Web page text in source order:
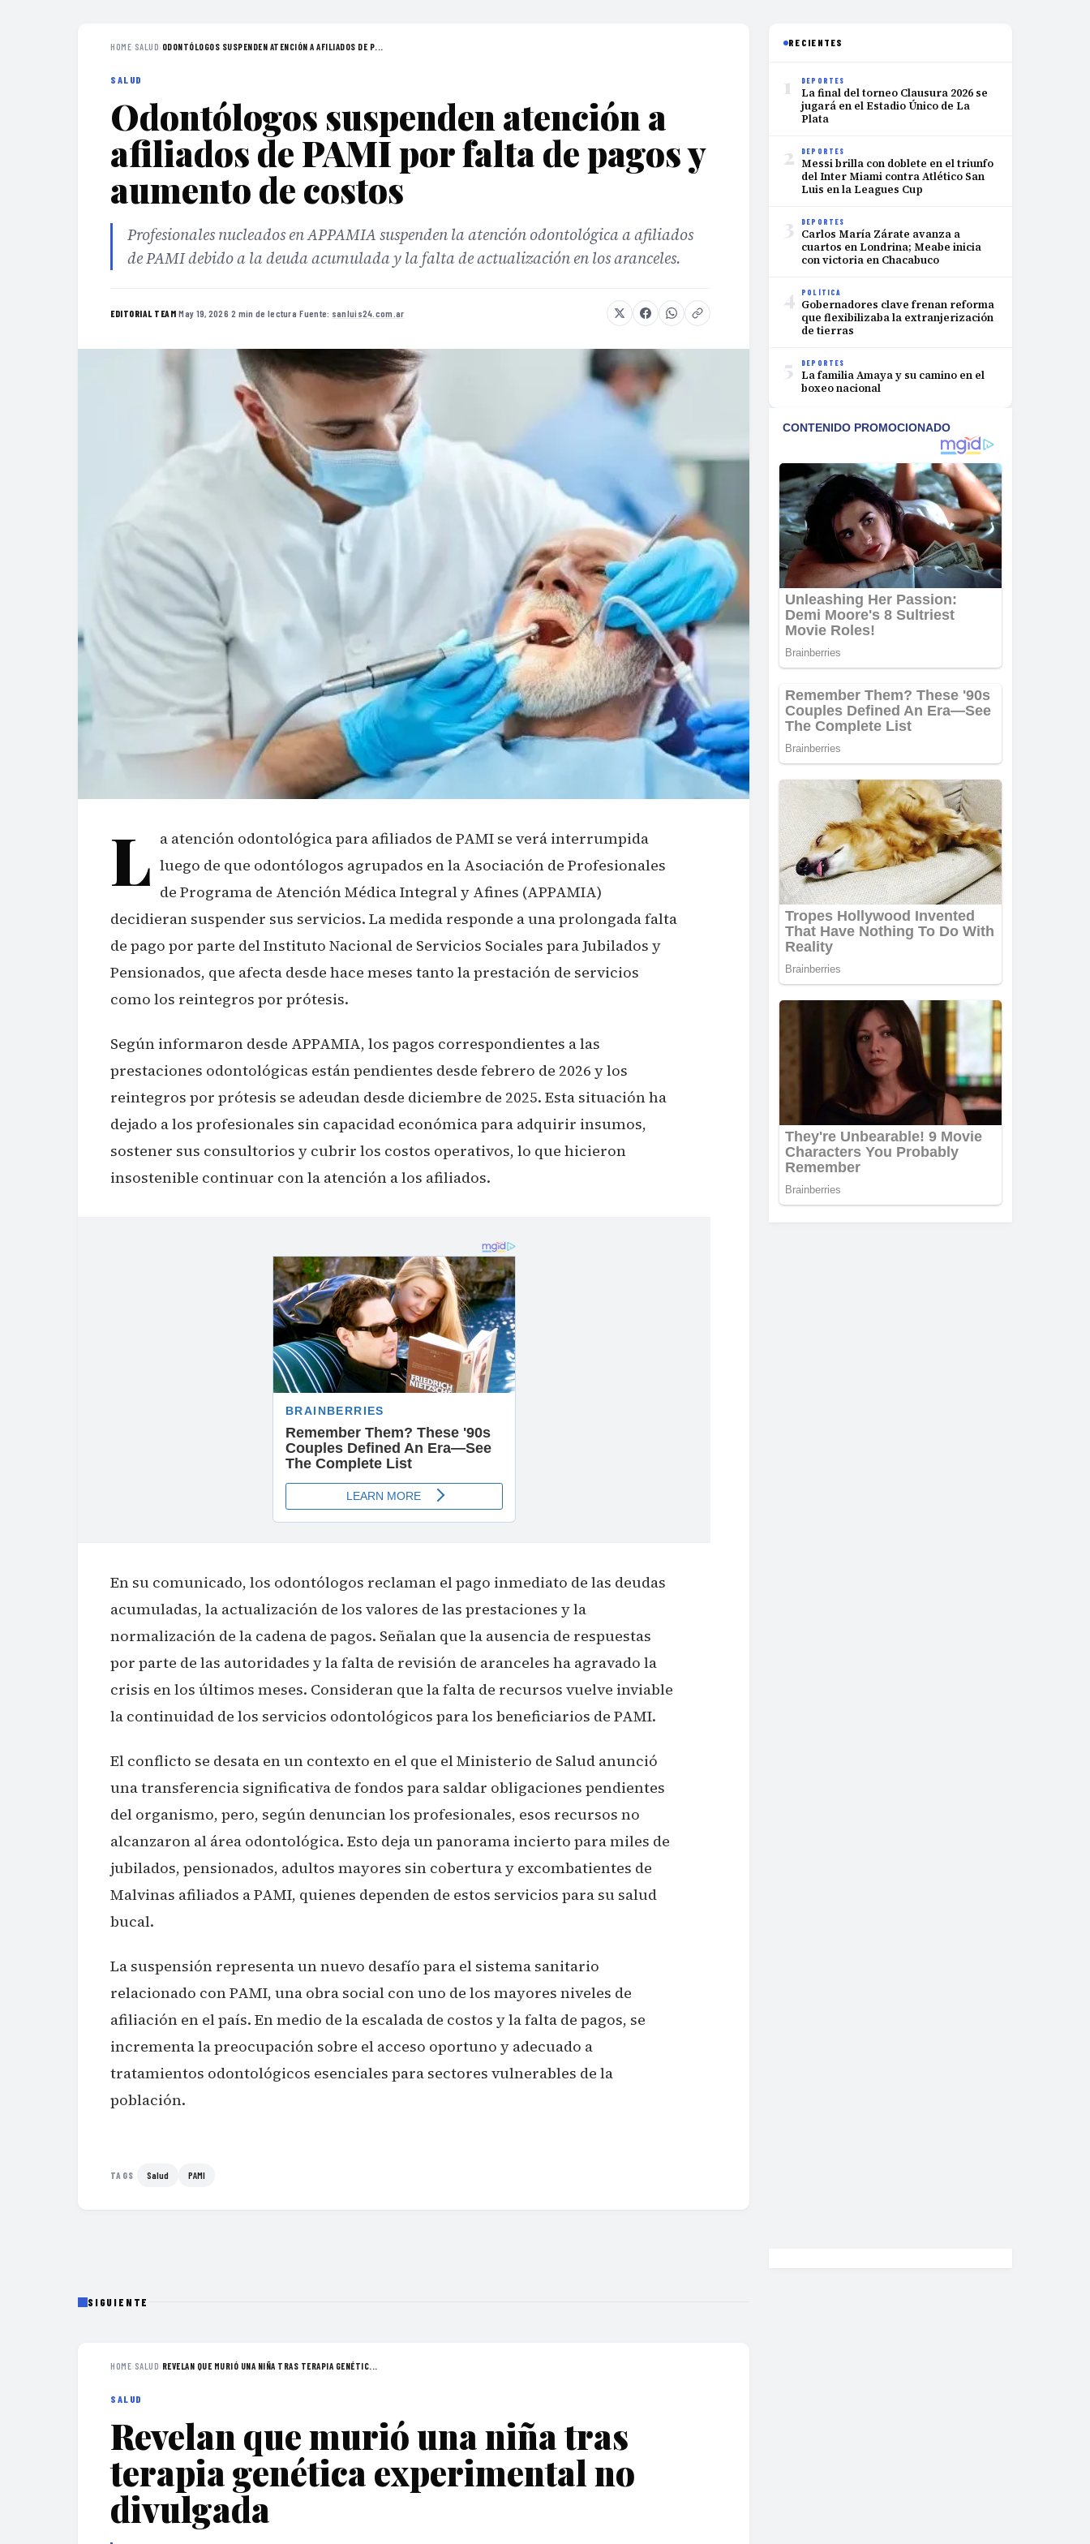
HOME› SALUD› ODONTÓLOGOS SUSPENDEN ATENCIÓN A AFILIADOS DE P...
SALUD
Odontólogos suspenden atención a
afiliados de PAMI por falta de pagos y
aumento de costos
Profesionales nucleados en APPAMIA suspenden la atención odontológica a afiliados
de PAMI debido a la deuda acumulada y la falta de actualización en los aranceles.
EDITORIAL TEAM·May 19, 2026·2 min de lectura·Fuente: sanluis24.com.ar
L a atención odontológica para afiliados de PAMI se verá interrumpida
luego de que odontólogos agrupados en la Asociación de Profesionales
de Programa de Atención Médica Integral y Afines (APPAMIA)
decidieran suspender sus servicios. La medida responde a una prolongada falta
de pago por parte del Instituto Nacional de Servicios Sociales para Jubilados y
Pensionados, que afecta desde hace meses tanto la prestación de servicios
como los reintegros por prótesis.
Según informaron desde APPAMIA, los pagos correspondientes a las
prestaciones odontológicas están pendientes desde febrero de 2026 y los
reintegros por prótesis se adeudan desde diciembre de 2025. Esta situación ha
dejado a los profesionales sin capacidad económica para adquirir insumos,
sostener sus consultorios y cubrir los costos operativos, lo que hicieron
insostenible continuar con la atención a los afiliados.
En su comunicado, los odontólogos reclaman el pago inmediato de las deudas
acumuladas, la actualización de los valores de las prestaciones y la
normalización de la cadena de pagos. Señalan que la ausencia de respuestas
por parte de las autoridades y la falta de revisión de aranceles ha agravado la
crisis en los últimos meses. Consideran que la falta de recursos vuelve inviable
la continuidad de los servicios odontológicos para los beneficiarios de PAMI.
El conflicto se desata en un contexto en el que el Ministerio de Salud anunció
una transferencia significativa de fondos para saldar obligaciones pendientes
del organismo, pero, según denuncian los profesionales, esos recursos no
alcanzaron al área odontológica. Esto deja un panorama incierto para miles de
jubilados, pensionados, adultos mayores sin cobertura y excombatientes de
Malvinas afiliados a PAMI, quienes dependen de estos servicios para su salud
bucal.
La suspensión representa un nuevo desafío para el sistema sanitario
relacionado con PAMI, una obra social con uno de los mayores niveles de
afiliación en el país. En medio de la escalada de costos y la falta de pagos, se
incrementa la preocupación sobre el acceso oportuno y adecuado a
tratamientos odontológicos esenciales para sectores vulnerables de la
población.
TAGS Salud PAMI
RECIENTES
1 DEPORTES
La final del torneo Clausura 2026 se
jugará en el Estadio Único de La
Plata
2 DEPORTES
Messi brilla con doblete en el triunfo
del Inter Miami contra Atlético San
Luis en la Leagues Cup
3 DEPORTES
Carlos María Zárate avanza a
cuartos en Londrina; Meabe inicia
con victoria en Chacabuco
4 POLÍTICA
Gobernadores clave frenan reforma
que flexibilizaba la extranjerización
de tierras
5 DEPORTES
La familia Amaya y su camino en el
boxeo nacional
SIGUIENTE
HOME› SALUD› REVELAN QUE MURIÓ UNA NIÑA TRAS TERAPIA GENÉTIC...
SALUD
Revelan que murió una niña tras
terapia genética experimental no
divulgada